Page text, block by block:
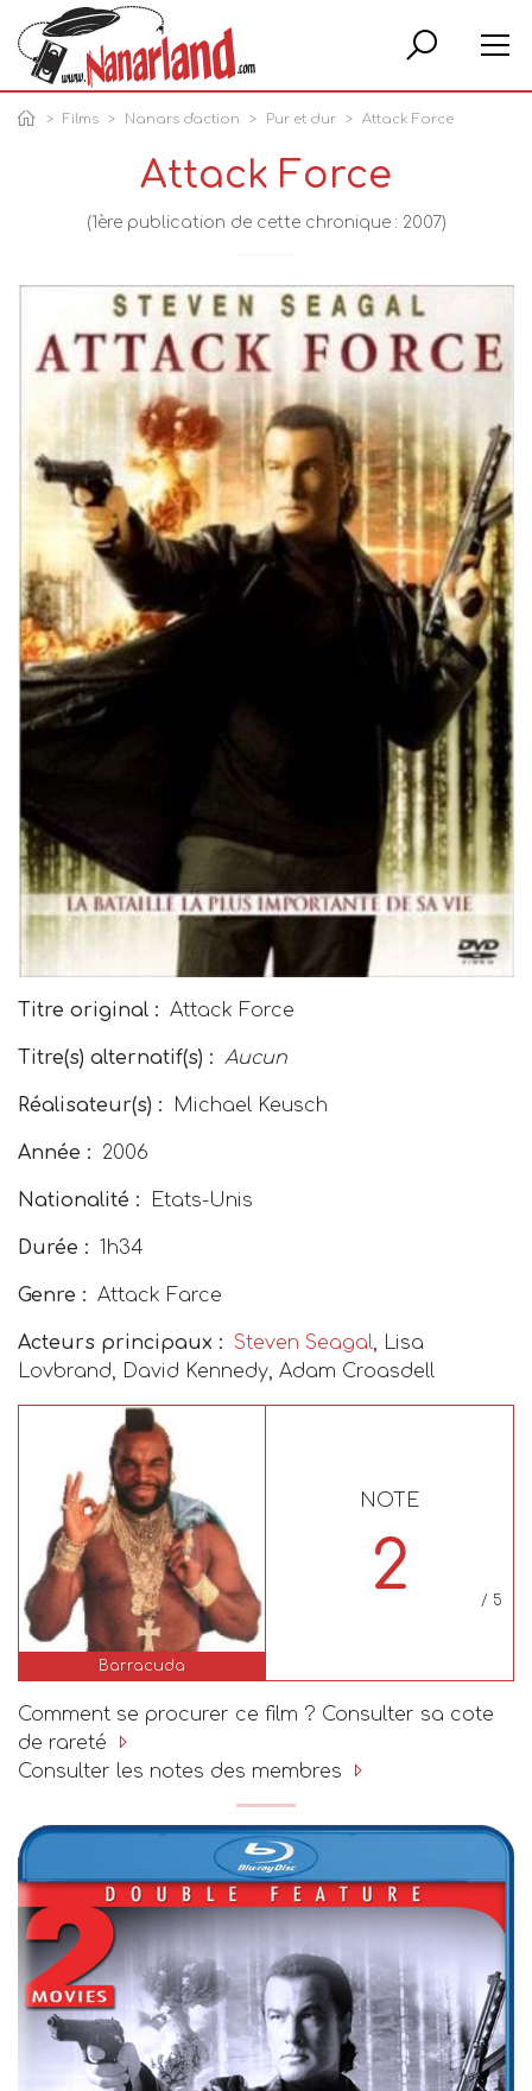
Films Nanars d'action Pur et dur Attack Force
Attack Force
(1ère publication de cette chronique : 2007)
Titre original : Attack Force
Titre(s) alternatif(s) : Aucun
Réalisateur(s) : Michael Keusch
Année : 2006
Nationalité : Etats-Unis
Durée : 1h34
Genre : Attack Farce
Acteurs principaux : Steven Seagal , Lisa
Lovbrand, David Kennedy, Adam Croasdell
Barracuda
NOTE
2 / 5
Comment se procurer ce film ? Consulter sa cote
de rareté
Consulter les notes des membres